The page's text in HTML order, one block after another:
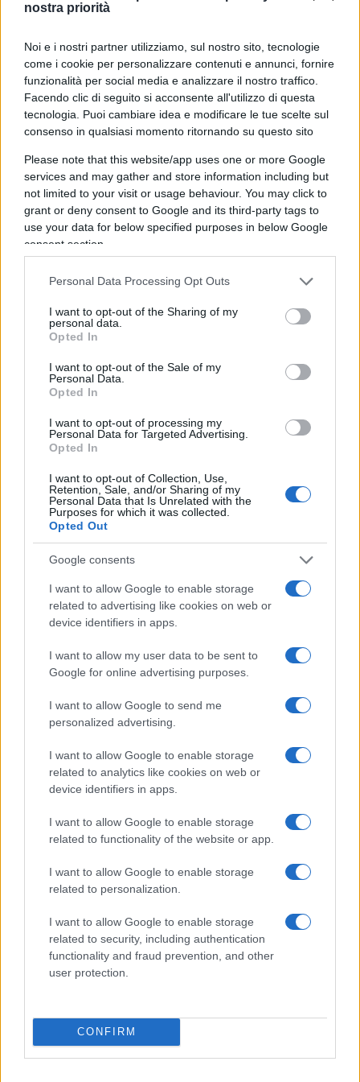
nostra priorità
Noi e i nostri partner utilizziamo, sul nostro sito, tecnologie
come i cookie per personalizzare contenuti e annunci, fornire
funzionalità per social media e analizzare il nostro traffico.
Facendo clic di seguito si acconsente all'utilizzo di questa
tecnologia. Puoi cambiare idea e modificare le tue scelte sul
consenso in qualsiasi momento ritornando su questo sito
Please note that this website/app uses one or more Google
services and may gather and store information including but
not limited to your visit or usage behaviour. You may click to
grant or deny consent to Google and its third-party tags to
use your data for below specified purposes in below Google
consent section.
Personal Data Processing Opt Outs
I want to opt-out of the Sharing of my
personal data.
Opted In
I want to opt-out of the Sale of my
Personal Data.
Opted In
I want to opt-out of processing my
Personal Data for Targeted Advertising.
Opted In
I want to opt-out of Collection, Use,
Retention, Sale, and/or Sharing of my
Personal Data that Is Unrelated with the
Purposes for which it was collected.
Opted Out
Google consents
I want to allow Google to enable storage
related to advertising like cookies on web or
device identifiers in apps.
I want to allow my user data to be sent to
Google for online advertising purposes.
I want to allow Google to send me
personalized advertising.
I want to allow Google to enable storage
related to analytics like cookies on web or
device identifiers in apps.
I want to allow Google to enable storage
related to functionality of the website or app.
I want to allow Google to enable storage
related to personalization.
I want to allow Google to enable storage
related to security, including authentication
functionality and fraud prevention, and other
user protection.
CONFIRM
ritiene di avere la verità in tasca e di non avere
effetti, questafaziosità, unita ad un evidente
dilettantismo politico, si legge non da oggi in
tutti gli interventi politici di Rovelli. Il che,
dopotutto, non desta meraviglia, visto che si può
essere un grande scienziato e divilgutore
scientifico, quale Rovelli effettivamente, è
nonostante non si capisca nulla (o forse proprio
per questo) di altre discipline. Un po’ come un
analista e un giornalista politico che, pur bravi nel
loro campo, non capirebbero nulla di un trattato
di fisica e ben fanno a tenersene lontani.
Il problema casomai è di chi chiede
pronunciamenti politici a chi fa un altro mestiere,
e ovviamente di chi senza umiltà come Rovelli si
schematismi mentali e ideologici, Rovelli è
subito intervenuto gridando alla censura
accusando il governo di essere l’artefice
dell’esclusione, pur non c’entrando con essa un
fico secco. Altrettanto ovviamente, a lui si è unita
subitola canea degli intellettuali antifascisti
in servizio permanente effettivo, sempre più
patetici e ridicoli, che hanno individuato nel
governo un colpevole a sua insaputa nonostante
che la censura si fosse, con tutta evidenza,
consumata tutta in casa, come un vero e proprio
autodafé. Ciliegina sulla torta del grottesco è poi
giunta la dichiarazione dell’Associazione Italiana
Editori che in sostanza si dissocia dal suo stesso
formale, e direi ipocrita, “comprensione” nel
mentre lo si invitava “a confermare la presenza
del professor Carlo Rovelli a Francoforte”.
In conclusione, si può dire che tutto l’accaduto si
potrebbe anche interpretare, certo facendo un po’
di psicologia spicciola, come l’emergere di un
senso di colpa da parte di
chi per decenni ha
censurato gli altrie ora ha paura della sua
stessa ombra. E non ha capito che questo governo
vuole sparigliare il campo di gioco: non
possibilità di partecipazione per chiunque abbia
qualcosa di interessante da dire